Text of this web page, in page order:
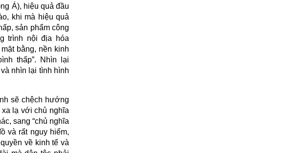
Á), hiệu quả đầu
khi mà hiệu quả
sản phẩm công
trình nội địa hóa
bằng, nền kinh
thấp”. Nhìn lại
nhìn lại tình hình
sẽ chệch hướng
lạ với chủ nghĩa
sang “chủ nghĩa
và rất nguy hiểm,
về kinh tế và